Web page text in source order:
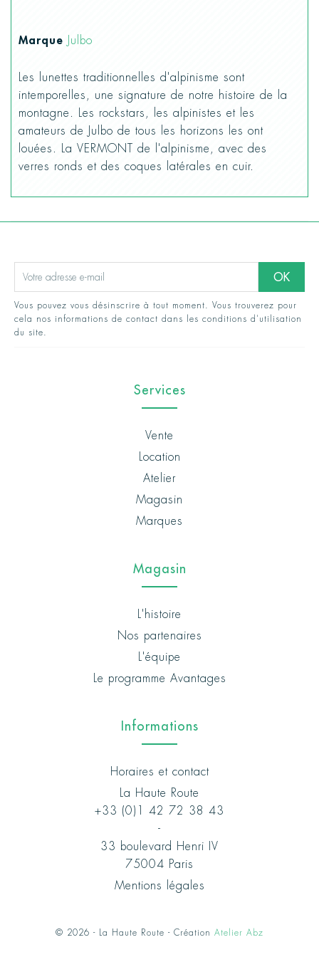
Marque Julbo
Les lunettes traditionnelles d'alpinisme sont
intemporelles, une signature de notre histoire de la
montagne. Les rockstars, les alpinistes et les
amateurs de Julbo de tous les horizons les ont
louées. La VERMONT de l'alpinisme, avec des
verres ronds et des coques latérales en cuir.
Vous pouvez vous désinscrire à tout moment. Vous trouverez pour
cela nos informations de contact dans les conditions d'utilisation
du site.
Services
Vente
Location
Atelier
Magasin
Marques
Magasin
L'histoire
Nos partenaires
L'équipe
Le programme Avantages
Informations
Horaires et contact
La Haute Route
+33 (0)1 42 72 38 43
-
33 boulevard Henri IV
75004 Paris
Mentions légales
© 2026 - La Haute Route - Création Atelier Abz